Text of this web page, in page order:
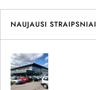
NAUJAUSI STRAIPSNIAI